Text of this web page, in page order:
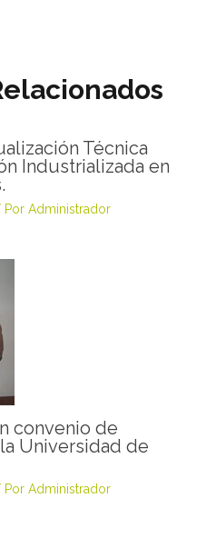
Técnica
Industrializada en
Administrador
convenio de
Universidad de
Administrador